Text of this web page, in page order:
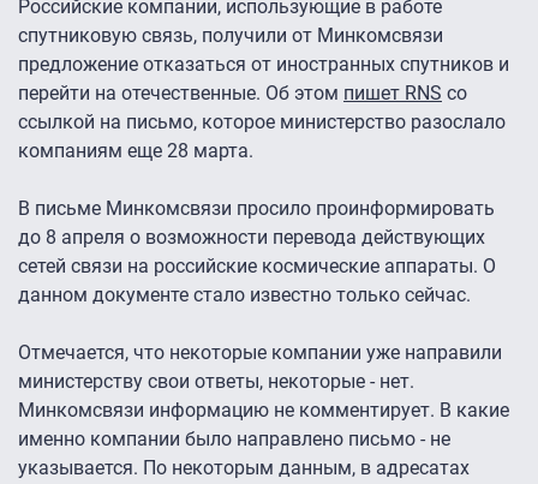
Российские компании, использующие в работе
спутниковую связь, получили от Минкомсвязи
предложение отказаться от иностранных спутников и
перейти на отечественные. Об этом пишет RNS со
ссылкой на письмо, которое министерство разослало
компаниям еще 28 марта.
В письме Минкомсвязи просило проинформировать
до 8 апреля о возможности перевода действующих
сетей связи на российские космические аппараты. О
данном документе стало известно только сейчас.
Отмечается, что некоторые компании уже направили
министерству свои ответы, некоторые - нет.
Минкомсвязи информацию не комментирует. В какие
именно компании было направлено письмо - не
указывается. По некоторым данным, в адресатах